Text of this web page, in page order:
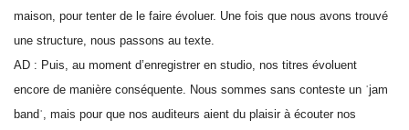
maison, pour tenter de le faire évoluer. Une fois que nous avons trouvé
une structure, nous passons au texte.
AD : Puis, au moment d’enregistrer en studio, nos titres évoluent
encore de manière conséquente. Nous sommes sans conteste un ʿjam
bandʾ, mais pour que nos auditeurs aient du plaisir à écouter nos